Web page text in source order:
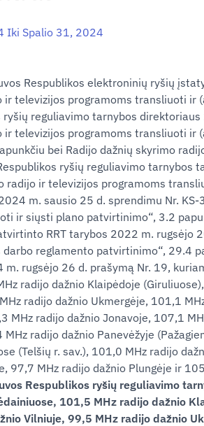
Iki Spalio 31, 2024
Respublikos elektroninių ryšių
ir televizijos programoms transliuoti
ryšių reguliavimo tarnybos
ir televizijos programoms transliuoti
bei Radijo dažnių skyrimo
ryšių reguliavimo tarnybos
radijo ir televizijos programoms
m. sausio 25 d. sprendimu Nr.
ir siųsti plano patvirtinimo“, 3.2
RRT tarybos 2022 m. rugsėjo
reglamento patvirtinimo“, 29.4
m. rugsėjo 26 d. prašymą Nr. 19,
radijo dažnio Klaipėdoje
radijo dažnio Ukmergėje, 101,1
MHz radijo dažnio Jonavoje, 107,1
radijo dažnio Panevėžyje
(Telšių r. sav.), 101,0 MHz radijo
97,7 MHz radijo dažnio Plungėje ir
Respublikos ryšių reguliavimo
101,5 MHz radijo dažnio
Vilniuje, 99,5 MHz radijo dažnio